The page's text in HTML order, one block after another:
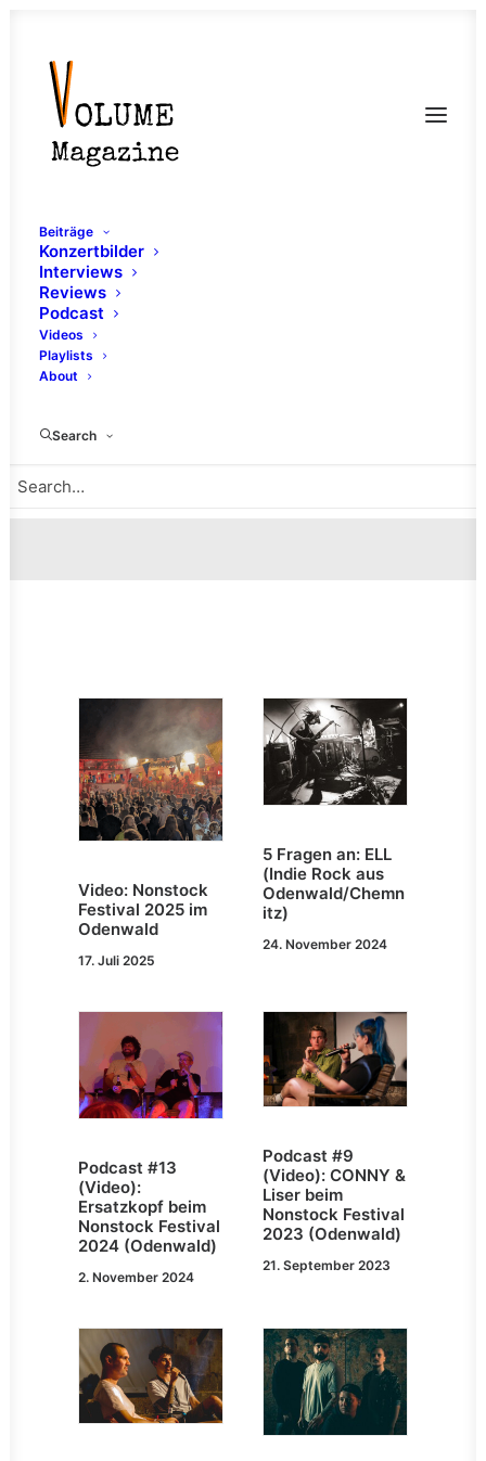
Beiträge
Konzertbilder
Interviews
Reviews
Podcast
Videos
Playlists
About
Search
Video: Nonstock
Festival 2025 im
Odenwald
17. Juli 2025
5 Fragen an: ELL
(Indie Rock aus
Odenwald/Chemn
itz)
24. November 2024
Podcast #13
(Video):
Ersatzkopf beim
Nonstock Festival
2024 (Odenwald)
2. November 2024
Podcast #9
(Video): CONNY &
Liser beim
Nonstock Festival
2023 (Odenwald)
21. September 2023